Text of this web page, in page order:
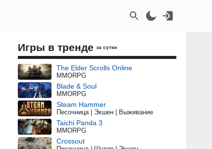
Игры в тренде за сутки
The Elder Scrolls Online
MMORPG
Blade & Soul
MMORPG
Steam Hammer
Песочница | Экшен | Выживание
Taichi Panda 3
MMORPG
Crossout